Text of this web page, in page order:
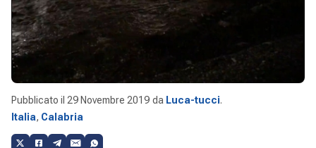
Pubblicato il 29 Novembre 2019 da Luca-tucci.
Italia, Calabria